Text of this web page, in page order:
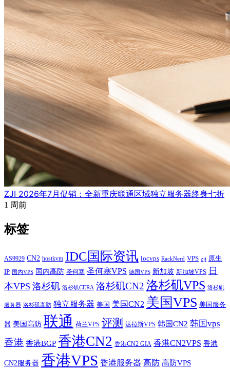
ZJI 2026年7月促销：全新重庆联通区域独立服务器终身七折
1 周前
标签
AS9929 CN2 hostkvm IDC国际资讯 locvps RackNerd VPS zji 原生
IP 国内VPS 国内高防 圣何塞 圣何塞VPS 德国VPS 新加坡 新加坡VPS 日
本VPS 洛杉矶 洛杉矶CERA 洛杉矶CN2 洛杉矶VPS 洛杉矶
服务器 洛杉矶高防 独立服务器 美国 美国CN2 美国VPS 美国服务
器 美国高防 联通 荷兰VPS 评测 达拉斯VPS 韩国CN2 韩国vps
香港 香港BGP 香港CN2 香港CN2 GIA 香港CN2VPS 香港
CN2服务器 香港VPS 香港服务器 高防 高防VPS